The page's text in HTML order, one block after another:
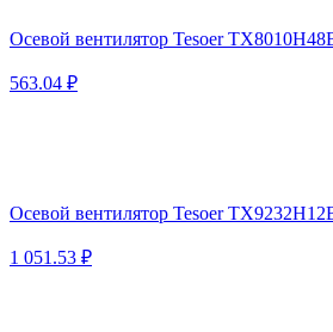
Осевой вентилятор Tesoer
563.04 ₽
Осевой вентилятор Tesoer
1 051.53 ₽